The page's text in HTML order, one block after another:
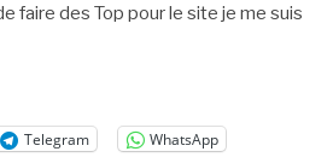
faire des Top pour le site je me suis
Telegram
WhatsApp